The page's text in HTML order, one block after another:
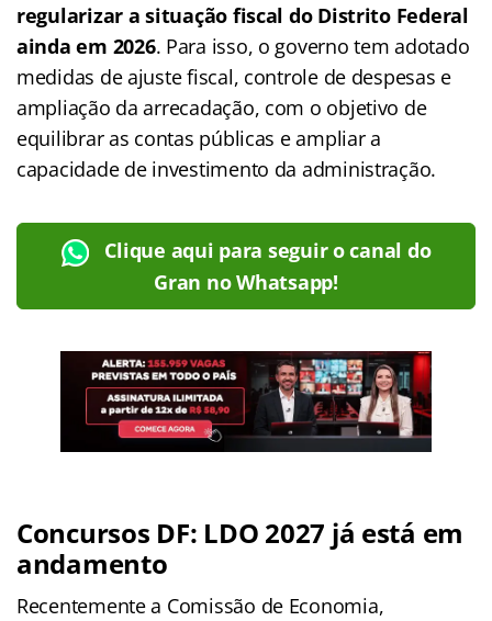
regularizar a situação fiscal do Distrito Federal
ainda em 2026. Para isso, o governo tem adotado
medidas de ajuste fiscal, controle de despesas e
ampliação da arrecadação, com o objetivo de
equilibrar as contas públicas e ampliar a
capacidade de investimento da administração.
Clique aqui para seguir o canal do
Gran no Whatsapp!
Concursos DF: LDO 2027 já está em
andamento
Recentemente a Comissão de Economia,